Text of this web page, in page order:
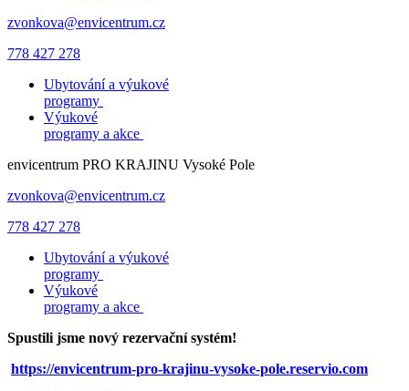
zvonkova@envicentrum.cz
778 427 278
Ubytování a výukové
programy
Výukové
programy a akce
envicentrum PRO KRAJINU Vysoké Pole
zvonkova@envicentrum.cz
778 427 278
Ubytování a výukové
programy
Výukové
programy a akce
Spustili jsme nový rezervační systém!
https://envicentrum-pro-krajinu-vysoke-pole.reservio.com